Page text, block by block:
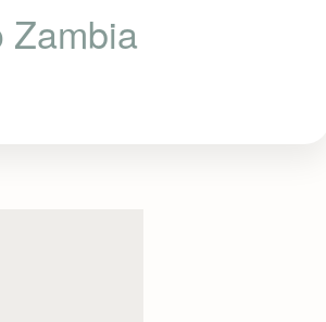
Zambia